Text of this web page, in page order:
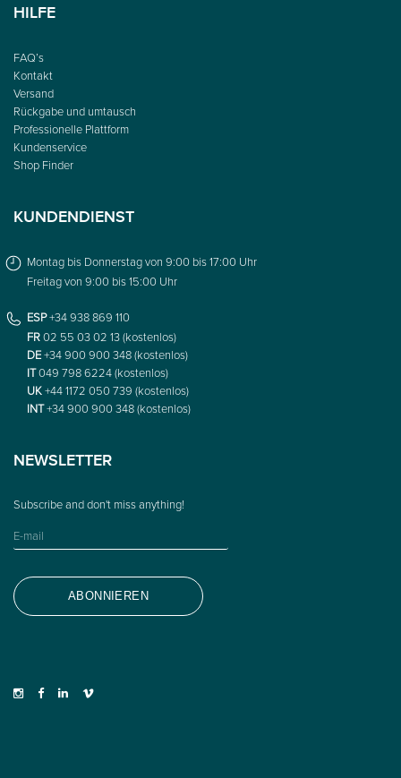
HILFE
FAQ’s
Kontakt
Versand
Rückgabe und umtausch
Professionelle Plattform
Kundenservice
Shop Finder
KUNDENDIENST
Montag bis Donnerstag von 9:00 bis 17:00 Uhr
Freitag von 9:00 bis 15:00 Uhr
ESP+34 938 869 110
FR02 55 03 02 13 (kostenlos)
DE+34 900 900 348 (kostenlos)
IT049 798 6224 (kostenlos)
UK+44 1172 050 739 (kostenlos)
INT+34 900 900 348 (kostenlos)
NEWSLETTER